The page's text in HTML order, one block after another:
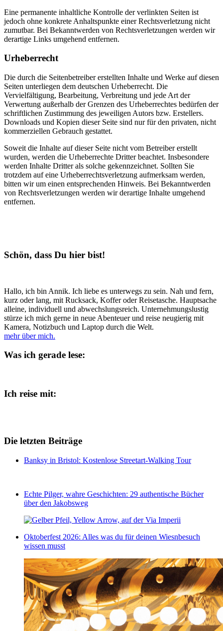
Eine permanente inhaltliche Kontrolle der verlinkten Seiten ist
jedoch ohne konkrete Anhaltspunkte einer Rechtsverletzung nicht
zumutbar. Bei Bekanntwerden von Rechtsverletzungen werden wir
derartige Links umgehend entfernen.
Urheberrecht
Die durch die Seitenbetreiber erstellten Inhalte und Werke auf diesen
Seiten unterliegen dem deutschen Urheberrecht. Die
Vervielfältigung, Bearbeitung, Verbreitung und jede Art der
Verwertung außerhalb der Grenzen des Urheberrechtes bedürfen der
schriftlichen Zustimmung des jeweiligen Autors bzw. Erstellers.
Downloads und Kopien dieser Seite sind nur für den privaten, nicht
kommerziellen Gebrauch gestattet.
Soweit die Inhalte auf dieser Seite nicht vom Betreiber erstellt
wurden, werden die Urheberrechte Dritter beachtet. Insbesondere
werden Inhalte Dritter als solche gekennzeichnet. Sollten Sie
trotzdem auf eine Urheberrechtsverletzung aufmerksam werden,
bitten wir um einen entsprechenden Hinweis. Bei Bekanntwerden
von Rechtsverletzungen werden wir derartige Inhalte umgehend
entfernen.
Schön, dass Du hier bist!
Hallo, ich bin Annik. Ich liebe es unterwegs zu sein. Nah und fern,
kurz oder lang, mit Rucksack, Koffer oder Reisetasche. Hauptsache
alleine, individuell und abwechslungsreich. Unternehmungslustig
stürze ich mich gerne in neue Abenteuer und reise neugierig mit
Kamera, Notizbuch und Laptop durch die Welt.
mehr über mich.
Was ich gerade lese:
Ich reise mit:
Die letzten Beiträge
Banksy in Bristol: Kostenlose Streetart-Walking Tour
Echte Pilger, wahre Geschichten: 29 authentische Bücher
über den Jakobsweg
Oktoberfest 2026: Alles was du für deinen Wiesnbesuch
wissen musst